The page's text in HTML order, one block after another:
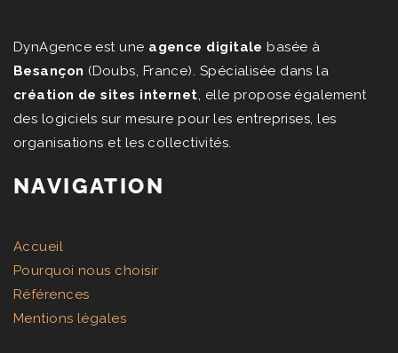
DynAgence est une agence digitale basée à
Besançon (Doubs, France). Spécialisée dans la
création de sites internet, elle propose également
des logiciels sur mesure pour les entreprises, les
organisations et les collectivités.
NAVIGATION
Accueil
Pourquoi nous choisir
Références
Mentions légales